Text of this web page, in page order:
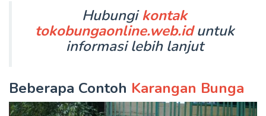
Hubungi kontak
tokobungaonline.web.iduntuk
informasi lebih lanjut
Beberapa Contoh Karangan Bunga